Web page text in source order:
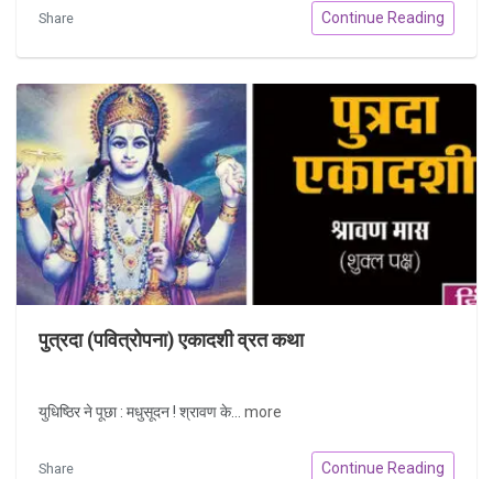
Share Continue Reading
पुत्रदा (पवित्रोपना) एकादशी व्रत कथा
युधिष्ठिर ने पूछा : मधुसूदन ! श्रावण के... more
Share Continue Reading